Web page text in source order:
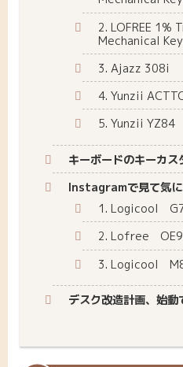
2. LOFREE 1%
Mechanical
3. Ajazz 308i
4. Yunzii
5. Yunzii YZ84
キーボードのキーカス
Instagramで見て気に
1. Logicool
2. Lofree
3. Logicool
デスク改造計画、始動